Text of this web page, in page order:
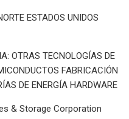
ESTADOS UNIDOS
OTRAS TECNOLOGÍAS DE
FABRICACIÓN
DE ENERGÍA HARDWARE
& Storage Corporation